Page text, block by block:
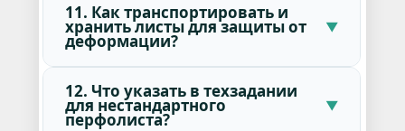
11. Как транспортировать и
хранить листы для защиты от
деформации?
12. Что указать в техзадании
для нестандартного
перфолиста?